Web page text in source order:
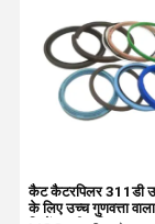
कैट कैटरपिलर 311डी
के लिए उच्च गुणवत्ता